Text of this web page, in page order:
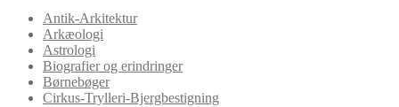
Antik-Arkitektur
Arkæologi
Astrologi
Biografier og erindringer
Børnebøger
Cirkus-Trylleri-Bjergbestigning